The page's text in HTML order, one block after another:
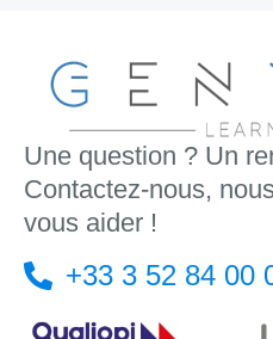
Une question ? Un
Contactez-nous,
vous aider !
+33 3 52 84 00